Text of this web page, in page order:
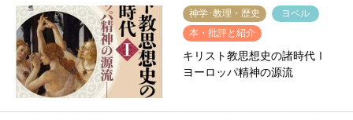
神学･教理・歴史
ヨベル
本・批評と紹介
キリスト教思想史の諸時代Ⅰ
ヨーロッパ精神の源流